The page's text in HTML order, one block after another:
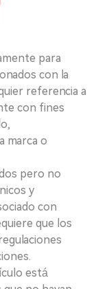
para
con la
referencia a
con fines
marca o
pero no
y
con
que los
está